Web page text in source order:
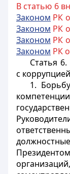
В статью 6
Законом РК
Законом РК
Законом РК
Законом РК
Статья 6.
с коррупцией
1.